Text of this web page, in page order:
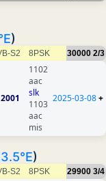
)
S2 8PSK 30000 2/3
2001
1102
aac
slk
1103
aac
mis
2025-03-08+
)
S2 8PSK 29900 3/4